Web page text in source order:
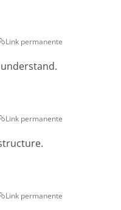
Link permanente
Link permanente
Link permanente